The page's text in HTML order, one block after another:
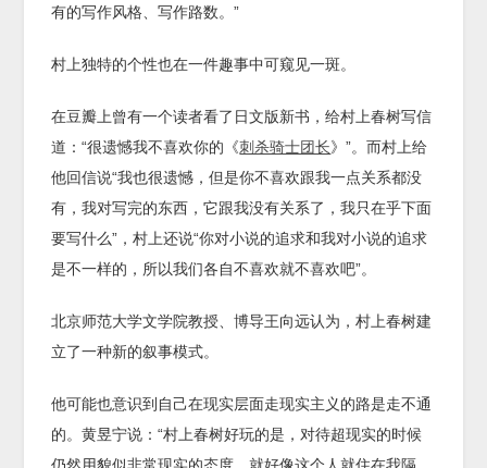
有的写作风格、写作路数。”
村上独特的个性也在一件趣事中可窥见一斑。
在豆瓣上曾有一个读者看了日文版新书，给村上春树写信
道：“很遗憾我不喜欢你的《刺杀骑士团长》”。而村上给
他回信说“我也很遗憾，但是你不喜欢跟我一点关系都没
有，我对写完的东西，它跟我没有关系了，我只在乎下面
要写什么”，村上还说“你对小说的追求和我对小说的追求
是不一样的，所以我们各自不喜欢就不喜欢吧”。
北京师范大学文学院教授、博导王向远认为，村上春树建
立了一种新的叙事模式。
他可能也意识到自己在现实层面走现实主义的路是走不通
的。黄昱宁说：“村上春树好玩的是，对待超现实的时候
仍然用貌似非常现实的态度，就好像这个人就住在我隔